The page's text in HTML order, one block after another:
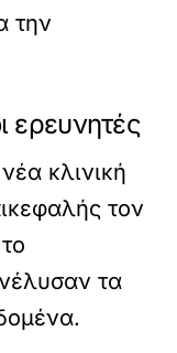
την
ερευνητές
κλινική
τον
τα